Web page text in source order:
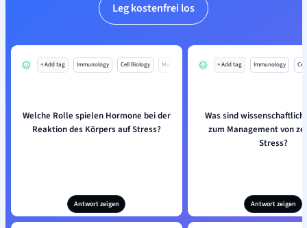
Leg kostenfrei los
+ Add tag Immunology Cell Biology Mo
Welche Rolle spielen Hormone bei der
Reaktion des Körpers auf Stress?
Antwort zeigen
+ Add tag Immunology
Was sind
zum Management von
Stress?
Antwort zeigen